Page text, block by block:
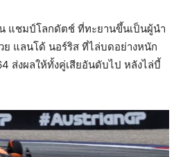
น แชมป์โลกดัตช์ ที่ทะยานขึ้นเป็นผู้นำ
แลนโด้ นอร์ริส ที่ไล่บดอย่างหนัก
ส่งผลให้ทั้งคู่เสียอันดับไป หลังไล่บี้